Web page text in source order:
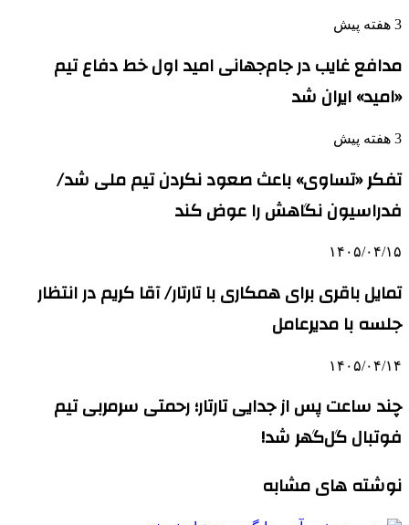
3 هفته پیش
مدافع غایب در جام‌جهانی امید اول خط دفاع تیم
«امید» ایران شد
3 هفته پیش
تفکر «تساوی» باعث صعود نکردن تیم ملی شد/
فدراسیون نگاهش را عوض کند
۱۴۰۵/۰۴/۱۵
تمایل باقری برای همکاری با تارتار/ آقا کریم در انتظار
جلسه با مدیرعامل
۱۴۰۵/۰۴/۱۴
چند ساعت پس از جدایی تارتار؛ رحمتی سرمربی تیم
فوتبال گل‌گهر شد!
نوشته های مشابه